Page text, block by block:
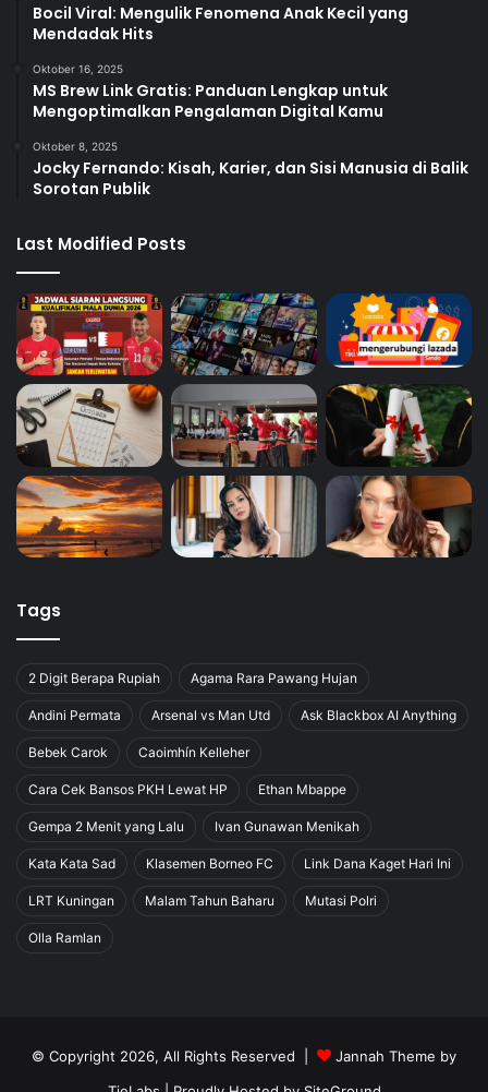
Bocil Viral: Mengulik Fenomena Anak Kecil yang
Mendadak Hits
Oktober 16, 2025
MS Brew Link Gratis: Panduan Lengkap untuk
Mengoptimalkan Pengalaman Digital Kamu
Oktober 8, 2025
Jocky Fernando: Kisah, Karier, dan Sisi Manusia di Balik
Sorotan Publik
Last Modified Posts
Tags
2 Digit Berapa Rupiah Agama Rara Pawang Hujan
Andini Permata Arsenal vs Man Utd Ask Blackbox AI Anything
Bebek Carok Caoimhín Kelleher
Cara Cek Bansos PKH Lewat HP Ethan Mbappe
Gempa 2 Menit yang Lalu Ivan Gunawan Menikah
Kata Kata Sad Klasemen Borneo FC Link Dana Kaget Hari Ini
LRT Kuningan Malam Tahun Baharu Mutasi Polri
Olla Ramlan
© Copyright 2026, All Rights Reserved |
Jannah Theme by